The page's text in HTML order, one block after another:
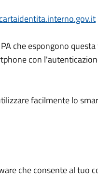
che espongono
con
facilmente lo
che consente al tuo